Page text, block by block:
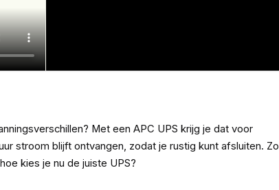
Met een APC UPS krijg je dat voor
stroom blijft ontvangen, zodat je rustig kunt afsluiten. Zo
kies je nu de juiste UPS?